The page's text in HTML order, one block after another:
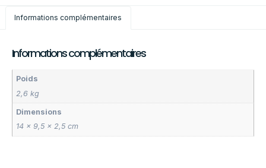
Informations complémentaires
Informations complémentaires
Poids
2,6 kg
Dimensions
14 × 9,5 × 2,5 cm